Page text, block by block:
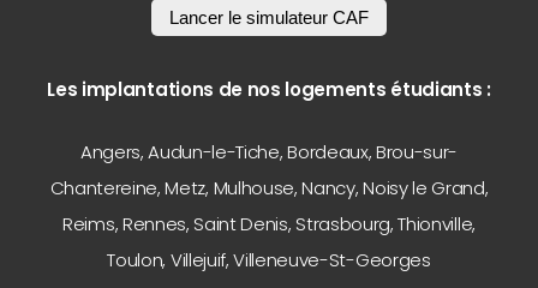
Lancer le simulateur CAF
Les implantations de nos logements étudiants :
Angers,Audun-le-Tiche,Bordeaux,Brou-sur-
Chantereine,Metz, Mulhouse,Nancy,Noisy le Grand,
Reims,Rennes, Saint Denis, Strasbourg,Thionville,
Toulon, Villejuif,Villeneuve-St-Georges